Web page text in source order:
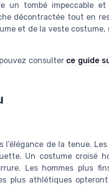
un tombé impeccable et
décontractée tout en
et de la veste costume,
consulter ce guide
de la tenue.
Un costume croisé
Les hommes plus
plus athlétiques